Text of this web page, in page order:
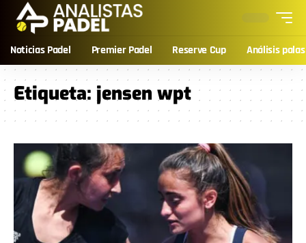
Noticias Padel Premier Padel Reserve Cup Análisis palas
Etiqueta: jensen wpt